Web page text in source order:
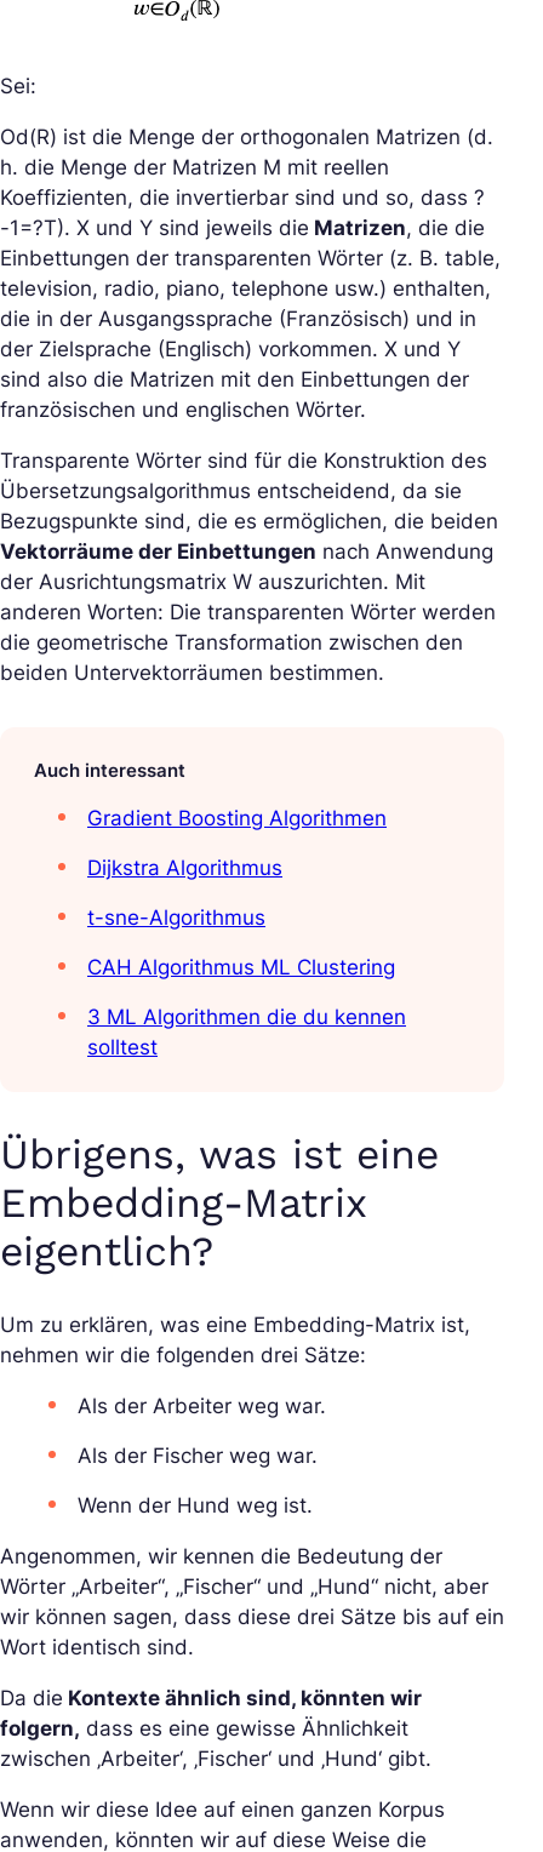
Sei:
Od(R) ist die Menge der orthogonalen Matrizen (d.
h. die Menge der Matrizen M mit reellen
Koeffizienten, die invertierbar sind und so, dass ?
-1=?T). X und Y sind jeweils die Matrizen, die die
Einbettungen der transparenten Wörter (z. B. table,
television, radio, piano, telephone usw.) enthalten,
die in der Ausgangssprache (Französisch) und in
der Zielsprache (Englisch) vorkommen. X und Y
sind also die Matrizen mit den Einbettungen der
französischen und englischen Wörter.
Transparente Wörter sind für die Konstruktion des
Übersetzungsalgorithmus entscheidend, da sie
Bezugspunkte sind, die es ermöglichen, die beiden
Vektorräume der Einbettungen nach Anwendung
der Ausrichtungsmatrix W auszurichten. Mit
anderen Worten: Die transparenten Wörter werden
die geometrische Transformation zwischen den
beiden Untervektorräumen bestimmen.
Auch interessant
Gradient Boosting Algorithmen
Dijkstra Algorithmus
t-sne-Algorithmus
CAH Algorithmus ML Clustering
3 ML Algorithmen die du kennen
solltest
Übrigens, was ist eine
Embedding-Matrix
eigentlich?
Um zu erklären, was eine Embedding-Matrix ist,
nehmen wir die folgenden drei Sätze:
Als der Arbeiter weg war.
Als der Fischer weg war.
Wenn der Hund weg ist.
Angenommen, wir kennen die Bedeutung der
Wörter „Arbeiter“, „Fischer“ und „Hund“ nicht, aber
wir können sagen, dass diese drei Sätze bis auf ein
Wort identisch sind.
Da die Kontexte ähnlich sind, könnten wir
folgern, dass es eine gewisse Ähnlichkeit
zwischen ‚Arbeiter‘, ‚Fischer‘ und ‚Hund‘ gibt.
Wenn wir diese Idee auf einen ganzen Korpus
anwenden, könnten wir auf diese Weise die